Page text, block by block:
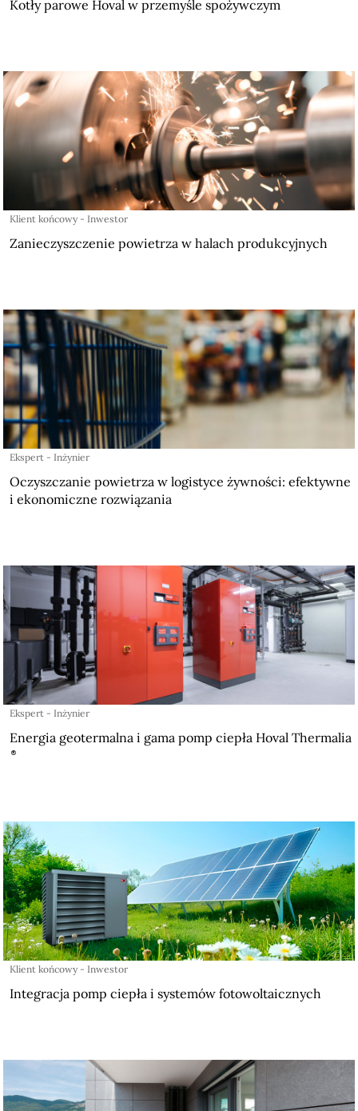
Kotły parowe Hoval w przemyśle spożywczym
Klient końcowy - Inwestor
Zanieczyszczenie powietrza w halach produkcyjnych
Ekspert - Inżynier
Oczyszczanie powietrza w logistyce żywności: efektywne
i ekonomiczne rozwiązania
Ekspert - Inżynier
Energia geotermalna i gama pomp ciepła Hoval Thermalia
Klient końcowy - Inwestor
Integracja pomp ciepła i systemów fotowoltaicznych